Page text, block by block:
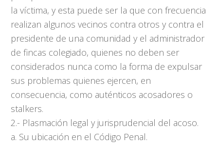
la víctima, y esta puede ser la que con frecuencia
realizan algunos vecinos contra otros y contra el
presidente de una comunidad y el administrador
de fincas colegiado, quienes no deben ser
considerados nunca como la forma de expulsar
sus problemas quienes ejercen, en
consecuencia, como auténticos acosadores o
stalkers.
2.- Plasmación legal y jurisprudencial del acoso.
a. Su ubicación en el Código Penal.